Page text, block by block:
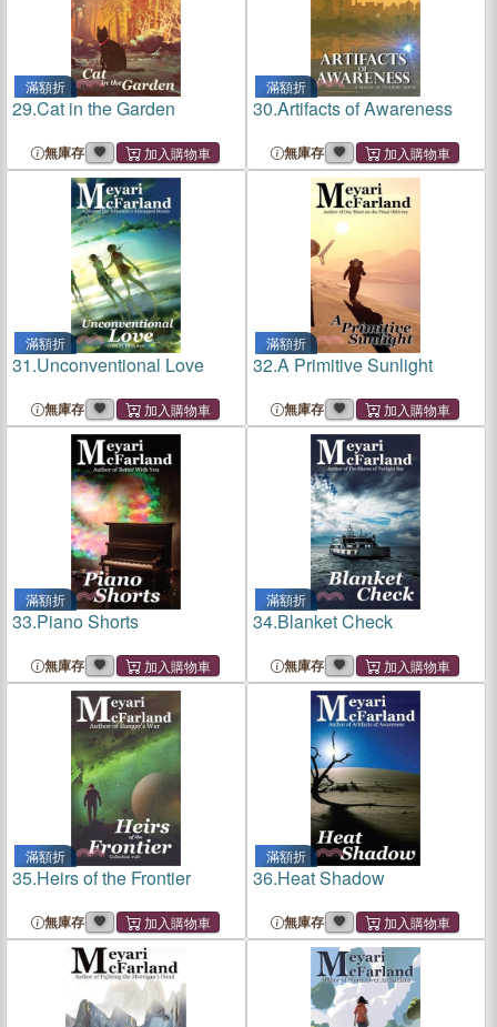
滿額折
29.Cat in the Garden
無庫存
滿額折
30.Artifacts of Awareness
無庫存
滿額折
31.Unconventional Love
無庫存
滿額折
32.A Primitive Sunlight
無庫存
滿額折
33.Piano Shorts
無庫存
滿額折
34.Blanket Check
無庫存
滿額折
35.Heirs of the Frontier
無庫存
滿額折
36.Heat Shadow
無庫存